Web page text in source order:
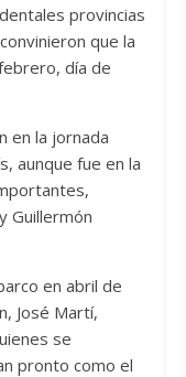
provincias
que la
día de
en la jornada
aunque fue en la
Guillermón
en abril de
José Martí,
se
pronto como el